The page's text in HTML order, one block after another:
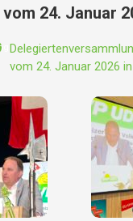
24. Januar
vom 24. Januar 2026